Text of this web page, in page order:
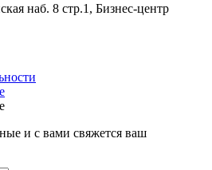
наб. 8 стр.1, Бизнес-центр
и с вами свяжется ваш